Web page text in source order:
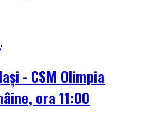
- CSM Olimpia
ora 11:00